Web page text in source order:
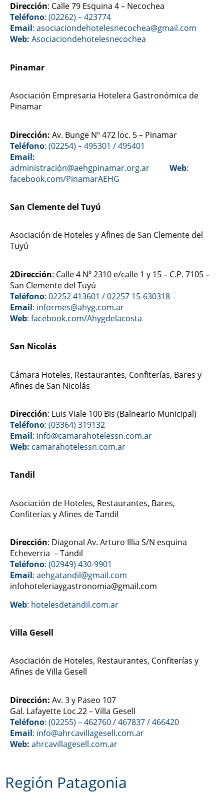
Dirección: Calle 79 Esquina 4 – Necochea
Teléfono: (02262) – 423774
Email: asociaciondehotelesnecochea@gmail.com
Web: Asociaciondehotelesnecochea
Pinamar
Asociación Empresaria Hotelera Gastronómica de
Pinamar
Dirección: Av. Bunge Nº 472 loc. 5 – Pinamar
Teléfono: (02254) – 495301 / 495401
Email:
administración@aehgpinamar.org.ar Web:
facebook.com/PinamarAEHG
San Clemente del Tuyú
Asociación de Hoteles y Afines de San Clemente del
Tuyú
2Dirección: Calle 4 Nº 2310 e/calle 1 y 15 – C.P. 7105 –
San Clemente del Tuyú
Teléfono: 02252 413601 / 02257 15-630318
Email: informes@ahyg.com.ar
Web: facebook.com/Ahygdelacosta
San Nicolás
Cámara Hoteles, Restaurantes, Confiterías, Bares y
Afines de San Nicolás
Dirección: Luis Viale 100 Bis (Balneario Municipal)
Teléfono: (03364) 319132
Email: info@camarahotelessn.com.ar
Web: camarahotelessn.com.ar
Tandil
Asociación de Hoteles, Restaurantes, Bares,
Confiterías y Afines de Tandil
Dirección: Diagonal Av. Arturo Illia S/N esquina
Echeverria – Tandil
Teléfono: (02949) 430-9901
Email: aehgatandil@gmail.com
infohoteleriaygastronomia@gmail.com
Web: hotelesdetandil.com.ar
Villa Gesell
Asociación de Hoteles, Restaurantes, Confiterías y
Afines de Villa Gesell
Dirección: Av. 3 y Paseo 107
Gal. Lafayette Loc.22 – Villa Gesell
Teléfono: (02255) – 462760 / 467837 / 466420
Email: info@ahrcavillagesell.com.ar
Web: ahrcavillagesell.com.ar
Región Patagonia